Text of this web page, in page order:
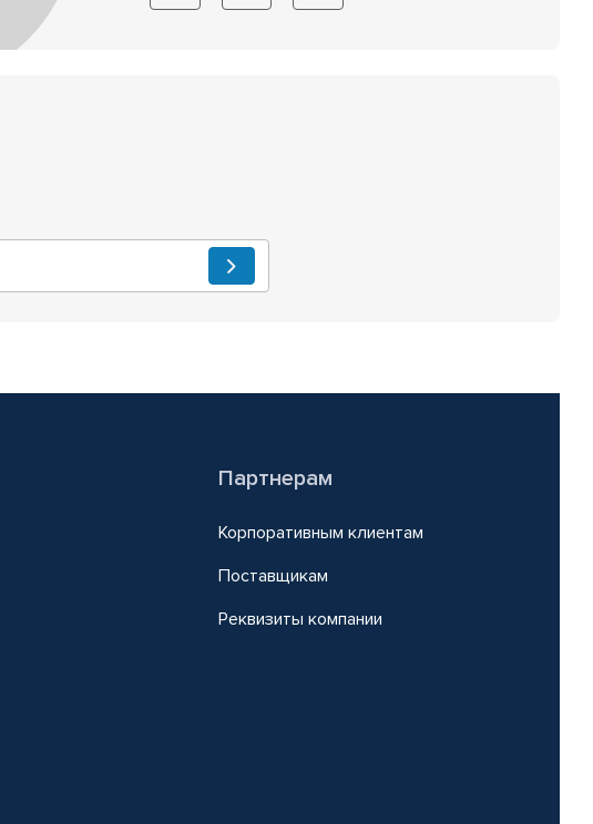
Партнерам
Корпоративным клиентам
Поставщикам
Реквизиты компании